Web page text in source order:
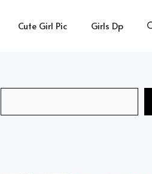
Cute Girl Pic Girls Dp